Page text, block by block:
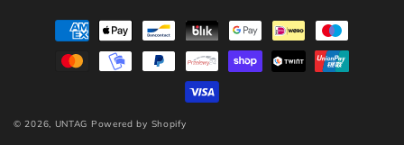
Betaalmethoden
© 2026, UNTAG Powered by Shopify